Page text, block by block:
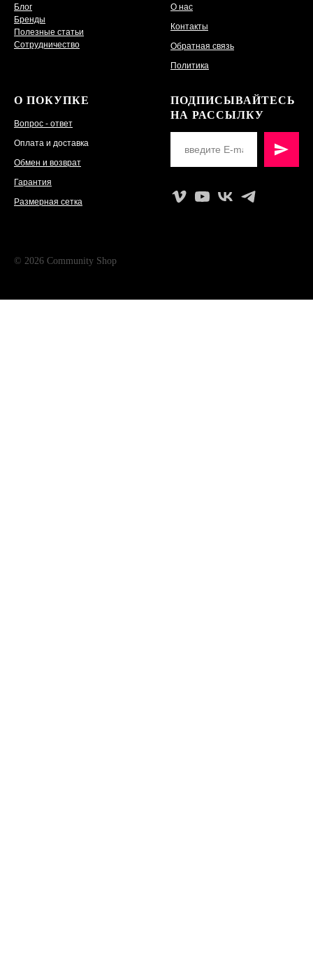
Блог
Бренды
Полезные статьи
Сотрудничество
О нас
Контакты
Обратная связь
Политика
О ПОКУПКЕ
Вопрос - ответ
Оплата и доставка
Обмен и возврат
Гарантия
Размерная сетка
ПОДПИСЫВАЙТЕСЬ
НА РАССЫЛКУ
© 2026 Community Shop